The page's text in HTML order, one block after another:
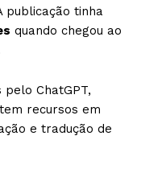
publicação tinha
quando chegou ao
ChatGPT,
recursos em
e tradução de